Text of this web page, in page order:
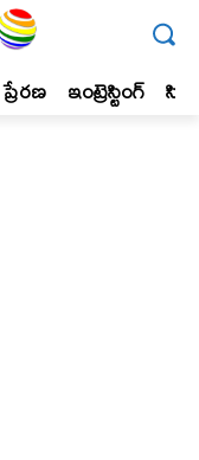
ప్రేర‌ణ‌ ఇంట్రెస్టింగ్‌